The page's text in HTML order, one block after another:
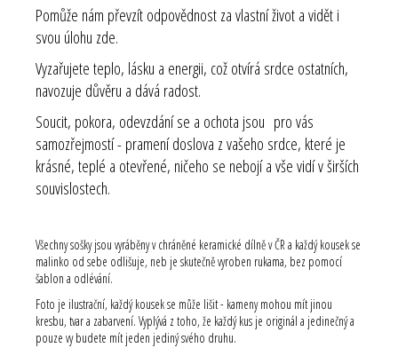
Pomůže nám převzít odpovědnost za vlastní život a vidět i
svou úlohu zde.
Vyzařujete teplo, lásku a energii, což otvírá srdce ostatních,
navozuje důvěru a dává radost.
Soucit, pokora, odevzdání se a ochota jsou pro vás
samozřejmostí - pramení doslova z vašeho srdce, které je
krásné, teplé a otevřené, ničeho se nebojí a vše vidí v širších
souvislostech.
Všechny sošky jsou vyráběny v chráněné keramické dílně v ČR a každý kousek se
malinko od sebe odlišuje, neb je skutečně vyroben rukama, bez pomocí
šablon a odlévání.
Foto je ilustrační, každý kousek se může lišit - kameny mohou mít jinou
kresbu, tvar a zabarvení. Vyplývá z toho, že každý kus je originál a jedinečný a
pouze vy budete mít jeden jediný svého druhu.